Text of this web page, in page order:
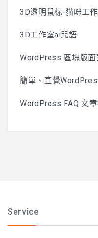
3D透明鼠标-貓咪工
3D工作室ai咒語
WordPress 區塊版面
簡單、直覺
WordPress FAQ 文
Service